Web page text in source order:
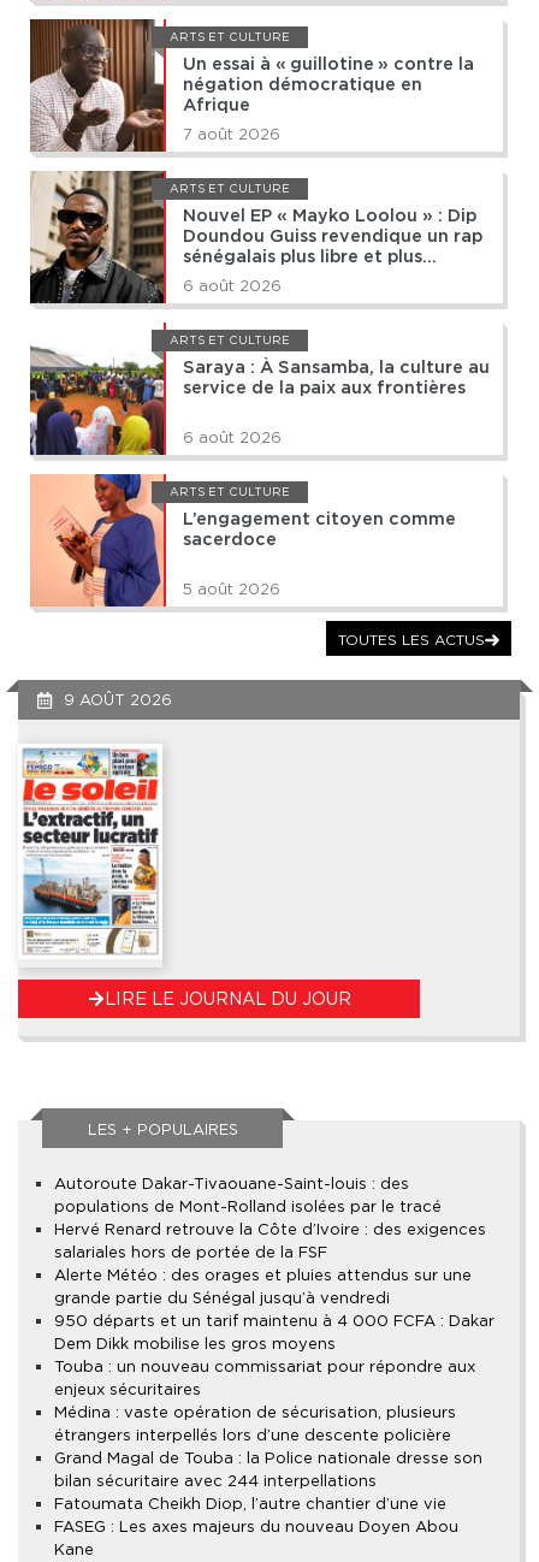
ARTS ET CULTURE
Un essai à « guillotine » contre la
négation démocratique en
Afrique
7 août 2026
ARTS ET CULTURE
Nouvel EP « Mayko Loolou » : Dip
Doundou Guiss revendique un rap
sénégalais plus libre et plus
africain
6 août 2026
ARTS ET CULTURE
Saraya : À Sansamba, la culture au
service de la paix aux frontières
6 août 2026
ARTS ET CULTURE
L’engagement citoyen comme
sacerdoce
5 août 2026
TOUTES LES ACTUS
9 AOÛT 2026
LIRE LE JOURNAL DU JOUR
LES + POPULAIRES
Autoroute Dakar-Tivaouane-Saint-louis : des
populations de Mont-Rolland isolées par le tracé
Hervé Renard retrouve la Côte d’Ivoire : des exigences
salariales hors de portée de la FSF
Alerte Météo : des orages et pluies attendus sur une
grande partie du Sénégal jusqu’à vendredi
950 départs et un tarif maintenu à 4 000 FCFA : Dakar
Dem Dikk mobilise les gros moyens
Touba : un nouveau commissariat pour répondre aux
enjeux sécuritaires
Médina : vaste opération de sécurisation, plusieurs
étrangers interpellés lors d’une descente policière
Grand Magal de Touba : la Police nationale dresse son
bilan sécuritaire avec 244 interpellations
Fatoumata Cheikh Diop, l’autre chantier d’une vie
FASEG : Les axes majeurs du nouveau Doyen Abou
Kane